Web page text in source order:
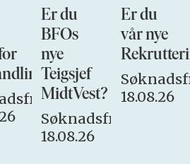
Er du
BFOs
nye
Teigsjef
MidtVest?
Søknadsfrist:
18.08.26
Er du
vår nye
18.08.26